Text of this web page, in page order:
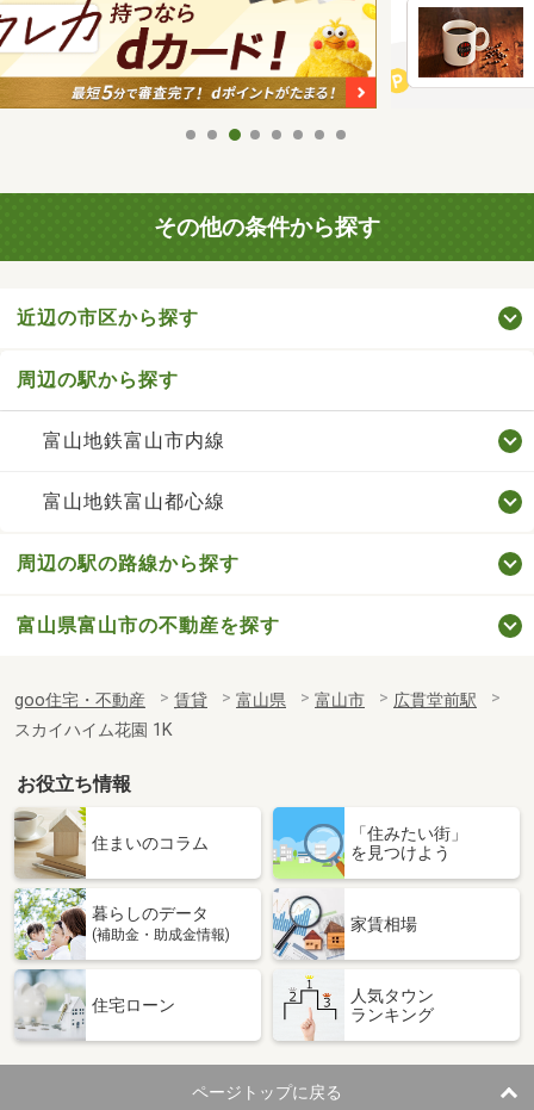
その他の条件から探す
近辺の市区から探す
周辺の駅から探す
富山地鉄富山市内線
富山地鉄富山都心線
周辺の駅の路線から探す
富山県富山市の不動産を探す
goo住宅・不動産 賃貸 富山県 富山市
広貫堂前駅
スカイハイム花園 1K
お役立ち情報
住まいのコラム
「住みたい街」
を見つけよう
暮らしのデータ
(補助金・助成金情報)
家賃相場
住宅ローン
人気タウン
ランキング
ページトップに戻る